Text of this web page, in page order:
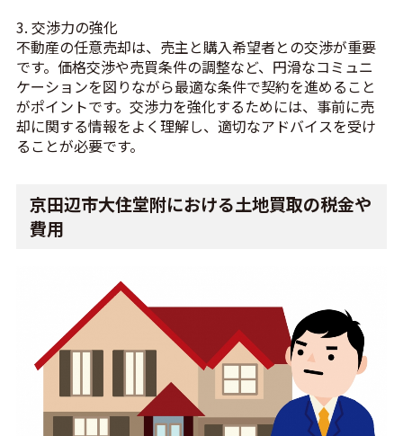
3. 交渉力の強化
不動産の任意売却は、売主と購入希望者との交渉が重要
です。価格交渉や売買条件の調整など、円滑なコミュニ
ケーションを図りながら最適な条件で契約を進めること
がポイントです。交渉力を強化するためには、事前に売
却に関する情報をよく理解し、適切なアドバイスを受け
ることが必要です。
京田辺市大住堂附における土地買取の税金や
費用